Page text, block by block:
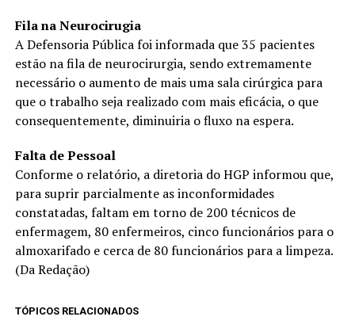
Fila na Neurocirugia
A Defensoria Pública foi informada que 35 pacientes
estão na fila de neurocirurgia, sendo extremamente
necessário o aumento de mais uma sala cirúrgica para
que o trabalho seja realizado com mais eficácia, o que
consequentemente, diminuiria o fluxo na espera.
Falta de Pessoal
Conforme o relatório, a diretoria do HGP informou que,
para suprir parcialmente as inconformidades
constatadas, faltam em torno de 200 técnicos de
enfermagem, 80 enfermeiros, cinco funcionários para o
almoxarifado e cerca de 80 funcionários para a limpeza.
(Da Redação)
TÓPICOS RELACIONADOS